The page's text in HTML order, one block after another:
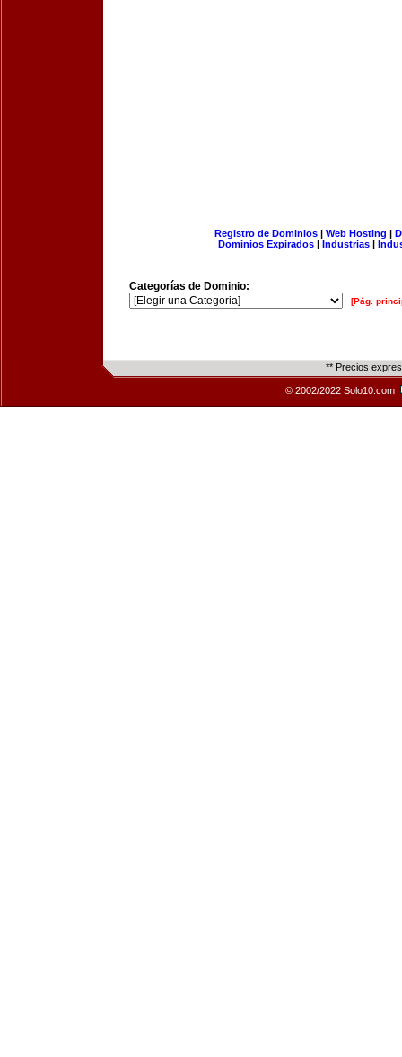
Registro de Dominios| Web Hosting |
Dominios Expirados | Industrias |
Categorías de Dominio:
[Pág.
** Precios
© 2002/2022 Solo10.com